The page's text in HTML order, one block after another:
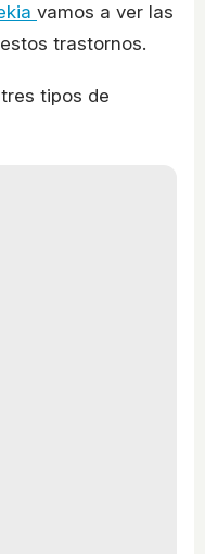
vamos a ver las
trastornos.
tipos de